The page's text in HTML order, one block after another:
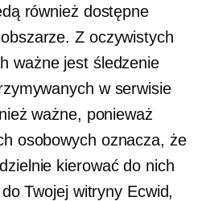
również dostępne
Z oczywistych
ważne jest śledzenie
w serwisie
ważne, ponieważ
osobowych oznacza, że
kierować do nich
Twojej witryny Ecwid,